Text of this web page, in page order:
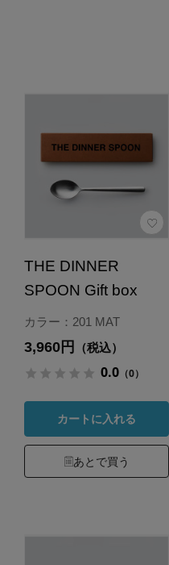
THE DINNER
SPOON Gift box
カラー：201 MAT
3,960円 （税込）
0.0（0）
カートに入れる
あとで買う